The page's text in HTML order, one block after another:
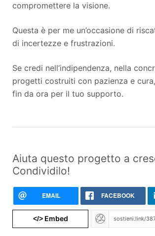
compromettere la visione.
Questa è per me un’occasione di
di incertezze e frustrazioni.
Se credi nell’indipendenza, nella
progetti costruiti con pazienza e
fin da ora per il tuo supporto.
Aiuta questo progetto a
Condividilo!
EMAIL FACEBOOK
</>Embed